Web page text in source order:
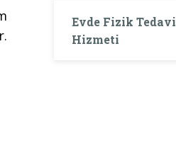
Evde Fizik Tedavi
Hizmeti